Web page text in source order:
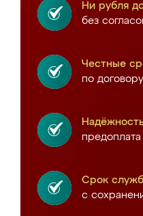
Ни рубля
без
Честные
по
Срок
с